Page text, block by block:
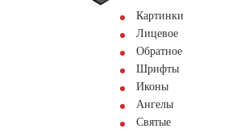
Картинки
Лицевое
Обратное
Шрифты
Иконы
Ангелы
Святые